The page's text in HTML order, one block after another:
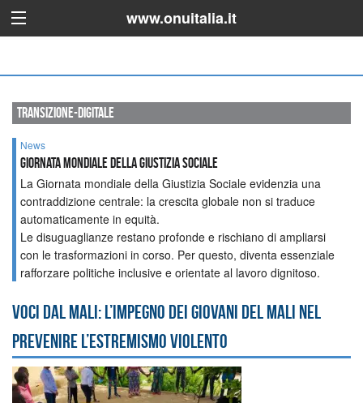
www.onuitalia.it
transizione-digitale
News
GIORNATA MONDIALE DELLA GIUSTIZIA SOCIALE
La Giornata mondiale della Giustizia Sociale evidenzia una
contraddizione centrale: la crescita globale non si traduce
automaticamente in equità.
Le disuguaglianze restano profonde e rischiano di ampliarsi
con le trasformazioni in corso. Per questo, diventa essenziale
rafforzare politiche inclusive e orientate al lavoro dignitoso.
Voci dal Mali: l’impegno dei giovani del Mali nel
prevenire l’estremismo violento